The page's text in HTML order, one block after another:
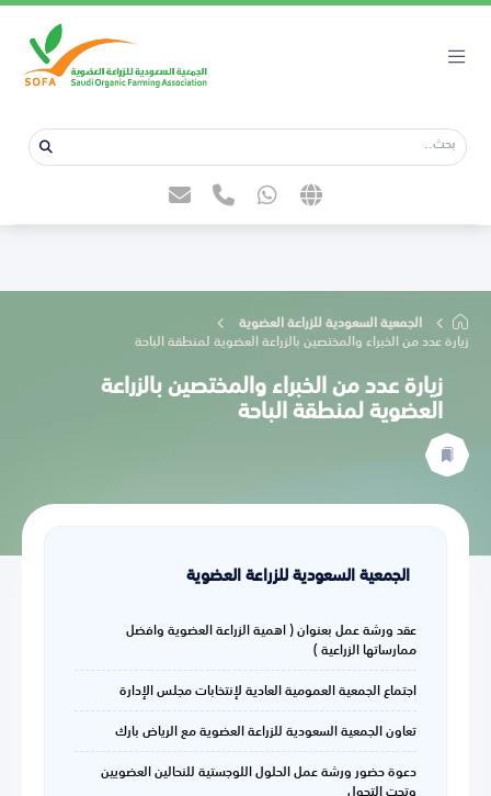
الجمعية السعودية للزراعة العضوية
زيارة عدد من الخبراء والمختصين بالزراعة العضوية لمنطقة الباحة
زيارة عدد من الخبراء والمختصين بالزراعة
العضوية لمنطقة الباحة
الجمعية السعودية للزراعة العضوية
عقد ورشة عمل بعنوان ( اهمية الزراعة العضوية وافضل
ممارساتها الزراعية )
اجتماع الجمعية العمومية العادية لإنتخابات مجلس الإدارة
تعاون الجمعية السعودية للزراعة العضوية مع الرياض بارك
دعوة حضور ورشة عمل الحلول اللوجستية للنحالين العضويين